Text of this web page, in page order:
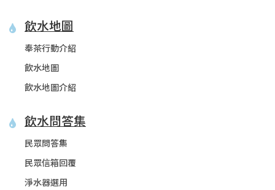
飲水地圖
奉茶行動介紹
飲水地圖
飲水地圖介紹
飲水問答集
民眾問答集
民眾信箱回覆
淨水器選用